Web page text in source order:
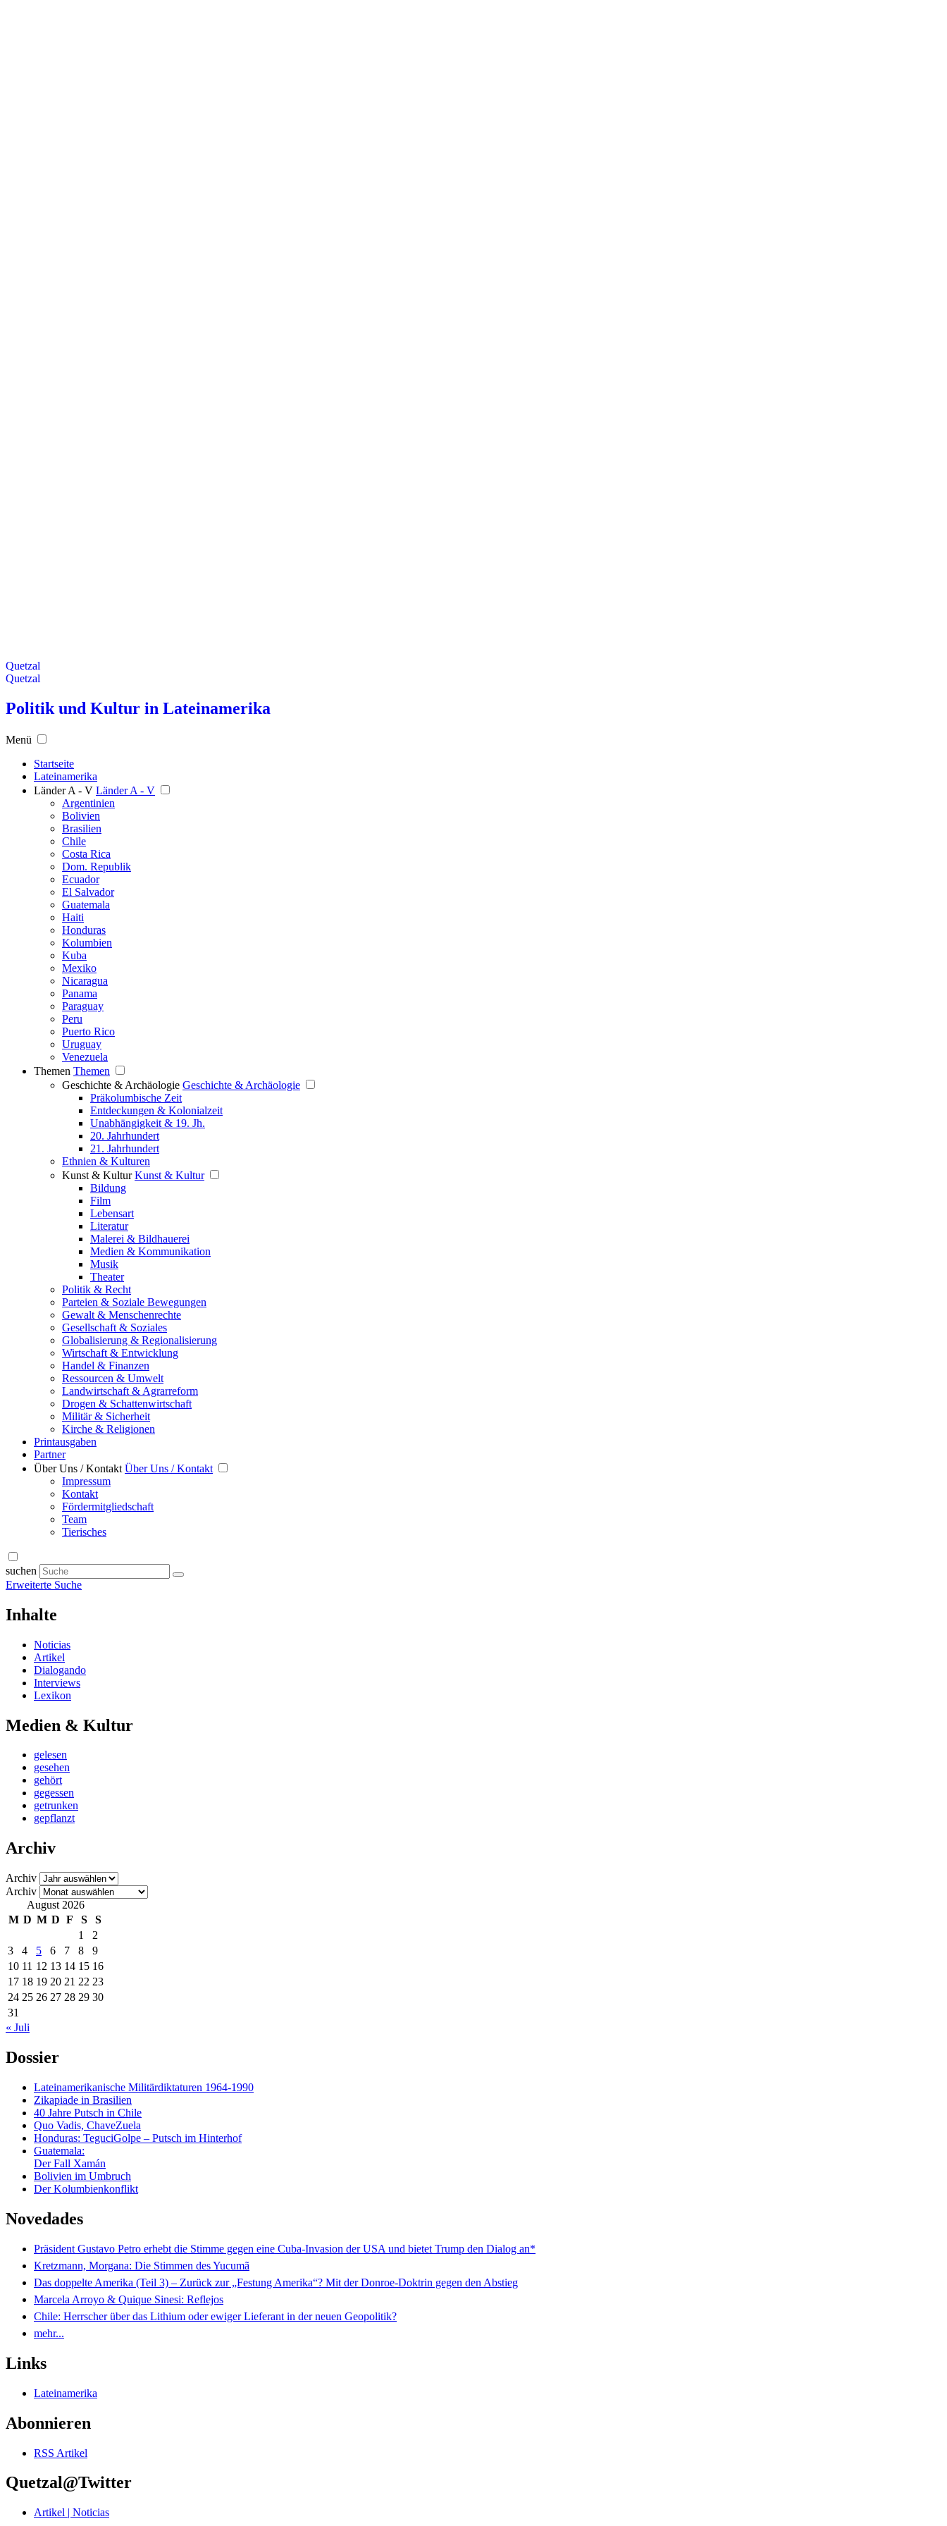
Quetzal
Quetzal
Politik und Kultur in Lateinamerika
Menü
Startseite
Lateinamerika
Länder A - V Länder A - V
Argentinien
Bolivien
Brasilien
Chile
Costa Rica
Dom. Republik
Ecuador
El Salvador
Guatemala
Haiti
Honduras
Kolumbien
Kuba
Mexiko
Nicaragua
Panama
Paraguay
Peru
Puerto Rico
Uruguay
Venezuela
Themen Themen
Geschichte & Archäologie Geschichte & Archäologie
Präkolumbische Zeit
Entdeckungen & Kolonialzeit
Unabhängigkeit & 19. Jh.
20. Jahrhundert
21. Jahrhundert
Ethnien & Kulturen
Kunst & Kultur Kunst & Kultur
Bildung
Film
Lebensart
Literatur
Malerei & Bildhauerei
Medien & Kommunikation
Musik
Theater
Politik & Recht
Parteien & Soziale Bewegungen
Gewalt & Menschenrechte
Gesellschaft & Soziales
Globalisierung & Regionalisierung
Wirtschaft & Entwicklung
Handel & Finanzen
Ressourcen & Umwelt
Landwirtschaft & Agrarreform
Drogen & Schattenwirtschaft
Militär & Sicherheit
Kirche & Religionen
Printausgaben
Partner
Über Uns / Kontakt Über Uns / Kontakt
Impressum
Kontakt
Fördermitgliedschaft
Team
Tierisches
suchen
Erweiterte Suche
Inhalte
Noticias
Artikel
Dialogando
Interviews
Lexikon
Medien & Kultur
gelesen
gesehen
gehört
gegessen
getrunken
gepflanzt
Archiv
Archiv
Archiv
August 2026
M D M D F S
S
1
2
3
4 5 6 7 8
9
10 11 12 13 14 15 16
17 18 19 20 21 22 23
24 25 26 27 28 29 30
31
« Juli
Dossier
Lateinamerikanische Militärdiktaturen 1964-1990
Zikapiade in Brasilien
40 Jahre Putsch in Chile
Quo Vadis, ChaveZuela
Honduras: TeguciGolpe – Putsch im Hinterhof
Guatemala:
Der Fall Xamán
Bolivien im Umbruch
Der Kolumbienkonflikt
Novedades
Präsident Gustavo Petro erhebt die Stimme gegen eine Cuba-Invasion der USA und bietet Trump den Dialog an*
Kretzmann, Morgana: Die Stimmen des Yucumã
Das doppelte Amerika (Teil 3) – Zurück zur „Festung Amerika“? Mit der Donroe-Doktrin gegen den Abstieg
Marcela Arroyo & Quique Sinesi: Reflejos
Chile: Herrscher über das Lithium oder ewiger Lieferant in der neuen Geopolitik?
mehr...
Links
Lateinamerika
Abonnieren
RSS Artikel
Quetzal@Twitter
Artikel | Noticias